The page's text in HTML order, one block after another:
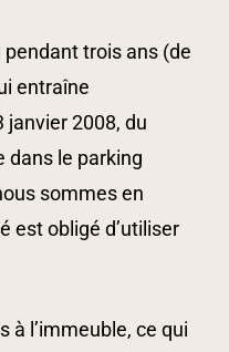
trois ans (de
entraîne
janvier 2008, du
dans le parking
sommes en
est obligé d’utiliser
à l’immeuble, ce qui